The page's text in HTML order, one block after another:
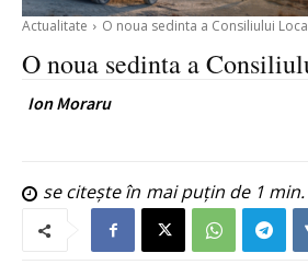
Actualitate O noua sedinta a Consiliului
O noua sedinta a
Ion Moraru
se citește în mai puțin de 1 min.